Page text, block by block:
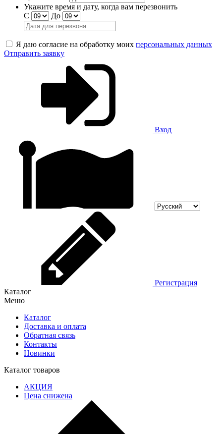
Укажите время и дату, когда вам перезвонить
С
До
Я даю согласие на обработку моих персональных данных
Отправить заявку
Вход
Регистрация
Каталог
Меню
Каталог
Доставка и оплата
Обратная связь
Контакты
Новинки
Каталог товаров
АКЦИЯ
Цена снижена